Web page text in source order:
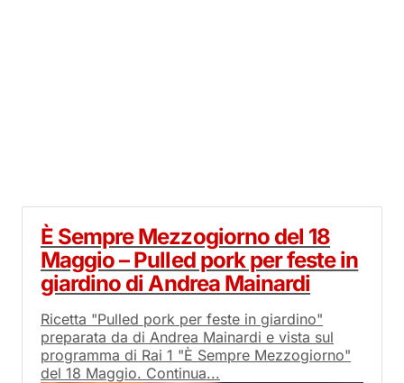
È Sempre Mezzogiorno del 18
Maggio – Pulled pork per feste in
giardino di Andrea Mainardi
Ricetta "Pulled pork per feste in giardino"
preparata da di Andrea Mainardi e vista sul
programma di Rai 1 "È Sempre Mezzogiorno"
del 18 Maggio. Continua...